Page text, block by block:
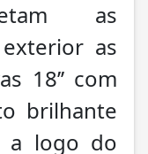
as
as
18’’ com
brilhante
a logo do